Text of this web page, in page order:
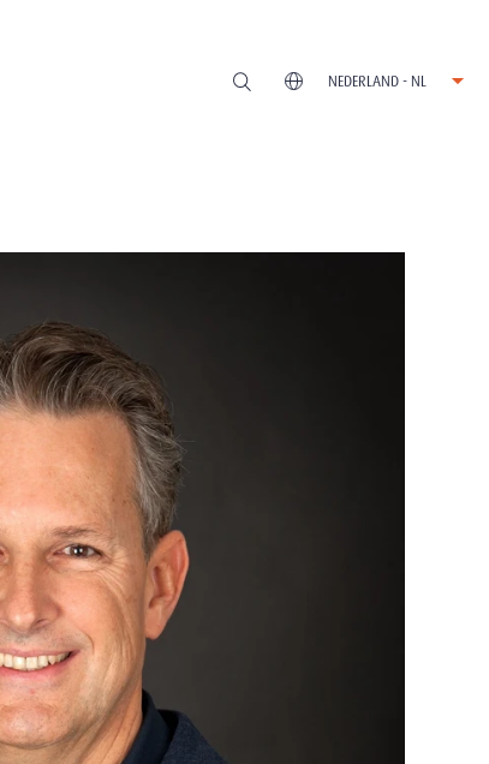
NEDERLAND - NL